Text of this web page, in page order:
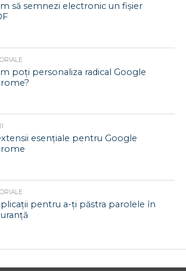
să semnezi electronic un fișier
poți personaliza radical Google
esențiale pentru Google
pentru a-ți păstra parolele în